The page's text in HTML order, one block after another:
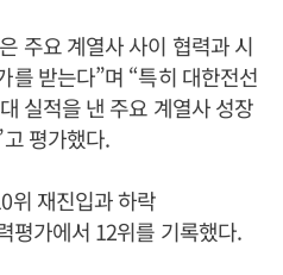
주요 계열사 사이 협력과 시
를 받는다”며 “특히 대한전선
실적을 낸 주요 계열사 성장
평가했다.
재진입과 하락
평가에서 12위를 기록했다.